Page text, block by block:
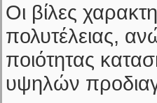
Οι βίλες
πολυτέλειας,
ποιότητας
υψηλών